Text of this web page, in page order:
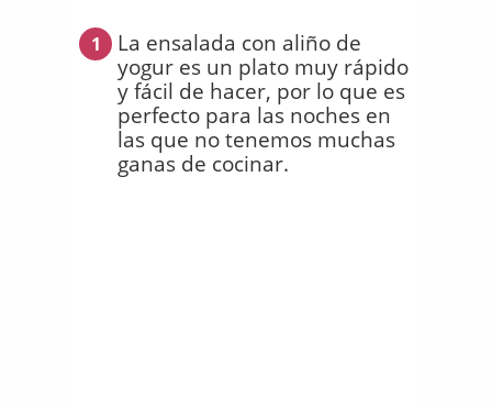
1
La ensalada con aliño de
yogur es un plato muy rápido
y fácil de hacer, por lo que es
perfecto para las noches en
las que no tenemos muchas
ganas de cocinar.